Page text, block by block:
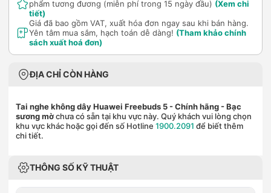
phẩm tương đương (miễn phí trong 15 ngày đầu) (Xem chi
tiết)
Giá đã bao gồm VAT, xuất hóa đơn ngay sau khi bán hàng.
Yên tâm mua sắm, hạch toán dễ dàng! (Tham khảo chính
sách xuất hoá đơn)
ĐỊA CHỈ CÒN HÀNG
Tai nghe không dây Huawei Freebuds 5 - Chính hãng - Bạc
sương mờchưa có sẵn tại khu vực này. Quý khách vui lòng chọn
khu vực khác hoặc gọi đến số Hotline 1900.2091 để biết thêm
chi tiết.
THÔNG SỐ KỸ THUẬT